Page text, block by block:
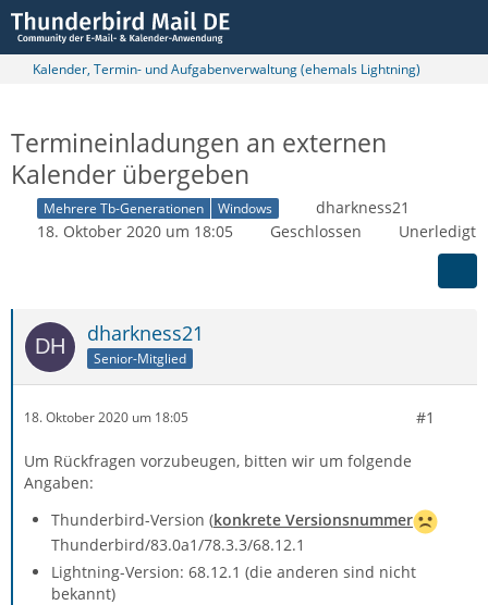
Kalender, Termin- und Aufgabenverwaltung (ehemals Lightning)
Termineinladungen an externen
Kalender übergeben
Mehrere Tb-Generationen Windows
dharkness21
18. Oktober 2020 um 18:05
Geschlossen Unerledigt
dharkness21
Senior-Mitglied
18. Oktober 2020 um 18:05 #1
Um Rückfragen vorzubeugen, bitten wir um folgende
Angaben:
Thunderbird-Version (konkrete Versionsnummer
Thunderbird/83.0a1/78.3.3/68.12.1
Lightning-Version: 68.12.1 (die anderen sind nicht
bekannt)